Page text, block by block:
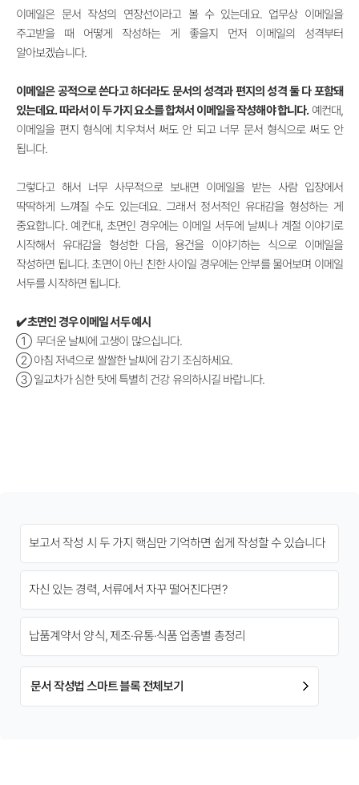
이메일은 문서 작성의 연장선이라고 볼 수 있는데요. 업무상 이메일을
주고받을 때 어떻게 작성하는 게 좋을지 먼저 이메일의 성격부터
알아보겠습니다.
이메일은 공적으로 쓴다고 하더라도 문서의 성격과 편지의 성격 둘 다 포함돼
있는데요. 따라서 이 두 가지 요소를 합쳐서 이메일을 작성해야 합니다.예컨대,
이메일을 편지 형식에 치우쳐서 써도 안 되고 너무 문서 형식으로 써도 안
됩니다.
그렇다고 해서 너무 사무적으로 보내면 이메일을 받는 사람 입장에서
딱딱하게 느껴질 수도 있는데요. 그래서 정서적인 유대감을 형성하는 게
중요합니다. 예컨대, 초면인 경우에는 이메일 서두에 날씨나 계절 이야기로
시작해서 유대감을 형성한 다음, 용건을 이야기하는 식으로 이메일을
작성하면 됩니다. 초면이 아닌 친한 사이일 경우에는 안부를 물어보며 이메일
서두를 시작하면 됩니다.
✔️ 초면인 경우 이메일 서두 예시
① 무더운 날씨에 고생이 많으십니다.
②아침 저녁으로 쌀쌀한 날씨에 감기 조심하세요.
③일교차가 심한 탓에 특별히 건강 유의하시길 바랍니다.
보고서 작성 시 두 가지 핵심만 기억하면 쉽게 작성할 수 있습니다
자신 있는 경력, 서류에서 자꾸 떨어진다면?
납품계약서 양식, 제조·유통·식품 업종별 총정리
문서 작성법 스마트 블록 전체보기